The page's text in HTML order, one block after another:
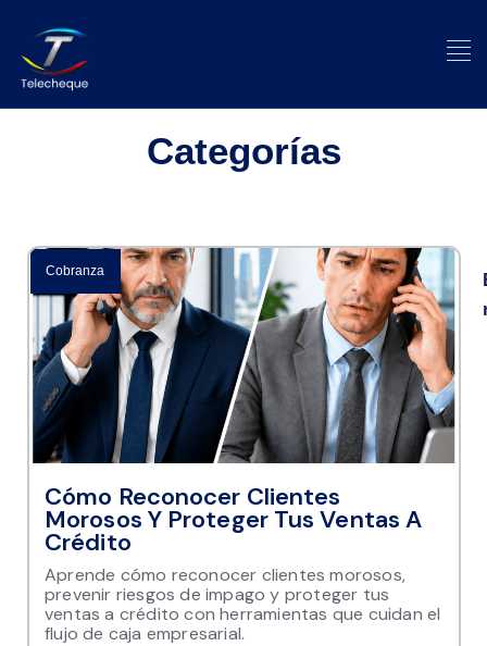
Categorías
Cobranza
Cómo Reconocer Clientes
Morosos Y Proteger Tus Ventas A
Crédito
Aprende cómo reconocer clientes morosos,
prevenir riesgos de impago y proteger tus
ventas a crédito con herramientas que cuidan el
flujo de caja empresarial.